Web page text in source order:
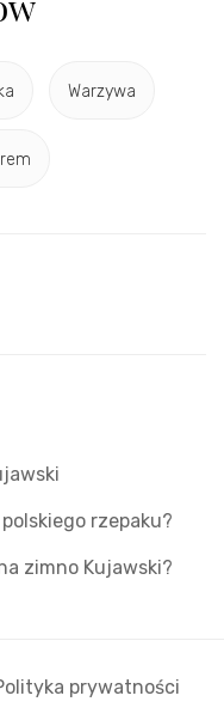
Warzywa
rzepaku?
zimno Kujawski?
prywatności